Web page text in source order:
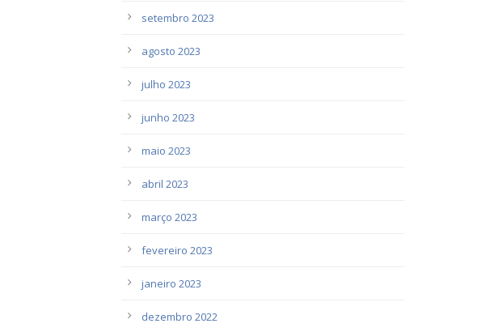
setembro 2023
agosto 2023
julho 2023
junho 2023
maio 2023
abril 2023
março 2023
fevereiro 2023
janeiro 2023
dezembro 2022